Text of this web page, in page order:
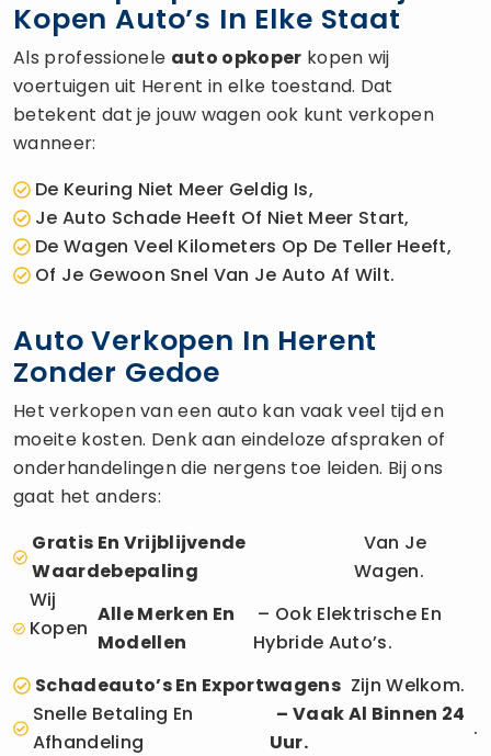
Kopen Auto’s In Elke Staat
Als professionele auto opkoper kopen wij
voertuigen uit Herent in elke toestand. Dat
betekent dat je jouw wagen ook kunt verkopen
wanneer:
De Keuring Niet Meer Geldig Is,
Je Auto Schade Heeft Of Niet Meer Start,
De Wagen Veel Kilometers Op De Teller Heeft,
Of Je Gewoon Snel Van Je Auto Af Wilt.
Auto Verkopen In Herent
Zonder Gedoe
Het verkopen van een auto kan vaak veel tijd en
moeite kosten. Denk aan eindeloze afspraken of
onderhandelingen die nergens toe leiden. Bij ons
gaat het anders:
Gratis En Vrijblijvende
Waardebepaling
Van Je
Wagen.
Wij
Kopen
Alle Merken En
Modellen
– Ook Elektrische En
Hybride Auto’s.
Schadeauto’s En ExportwagensZijn Welkom.
Snelle Betaling En
Afhandeling
– Vaak Al Binnen 24
Uur.
.